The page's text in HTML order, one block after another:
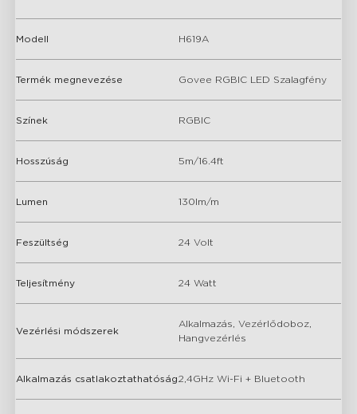
Modell H619A
Termék megnevezése Govee RGBIC LED Szalagfény
Színek RGBIC
Hosszúság 5m/16.4ft
Lumen 130lm/m
Feszültség 24 Volt
Teljesítmény 24 Watt
Vezérlési módszerek
Alkalmazás, Vezérlődoboz,
Hangvezérlés
Alkalmazás csatlakoztathatóság2,4GHz Wi-Fi + Bluetooth